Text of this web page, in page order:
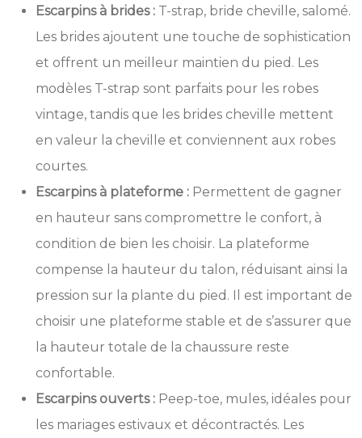
Escarpins à brides : T-strap, bride cheville, salomé.
Les brides ajoutent une touche de sophistication
et offrent un meilleur maintien du pied. Les
modèles T-strap sont parfaits pour les robes
vintage, tandis que les brides cheville mettent
en valeur la cheville et conviennent aux robes
courtes.
Escarpins à plateforme : Permettent de gagner
en hauteur sans compromettre le confort, à
condition de bien les choisir. La plateforme
compense la hauteur du talon, réduisant ainsi la
pression sur la plante du pied. Il est important de
choisir une plateforme stable et de s’assurer que
la hauteur totale de la chaussure reste
confortable.
Escarpins ouverts : Peep-toe, mules, idéales pour
les mariages estivaux et décontractés. Les